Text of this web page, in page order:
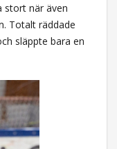
stort när även
Totalt räddade
släppte bara en